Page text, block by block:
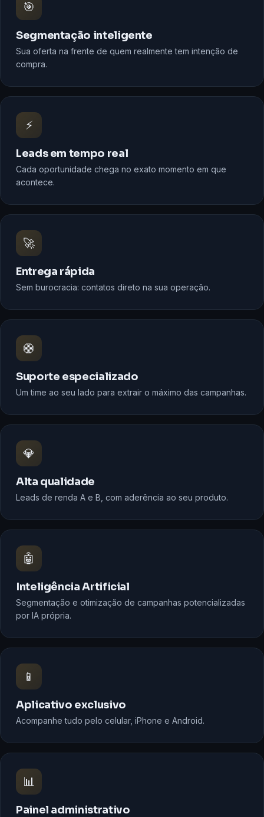
🎯
Segmentação inteligente
Sua oferta na frente de quem realmente tem intenção de
compra.
⚡
Leads em tempo real
Cada oportunidade chega no exato momento em que
acontece.
🚀
Entrega rápida
Sem burocracia: contatos direto na sua operação.
🛟
Suporte especializado
Um time ao seu lado para extrair o máximo das campanhas.
💎
Alta qualidade
Leads de renda A e B, com aderência ao seu produto.
🤖
Inteligência Artificial
Segmentação e otimização de campanhas potencializadas
por IA própria.
📱
Aplicativo exclusivo
Acompanhe tudo pelo celular, iPhone e Android.
📊
Painel administrativo